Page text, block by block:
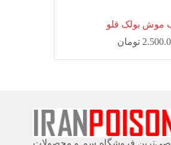
بولک قلو
تومان
فروشگاه سم و محصولات